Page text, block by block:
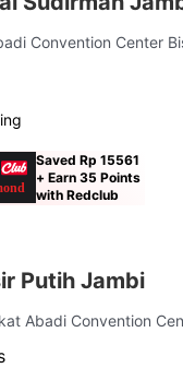
Convention Center
Saved Rp 15561
+ Earn 35 Points
with Redclub
Putih Jambi
Abadi Convention